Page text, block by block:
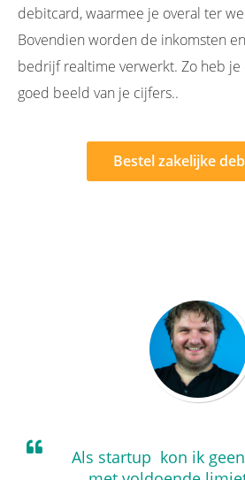
debitcard, waarmee je overal ter
Bovendien worden de inkomsten
bedrijf realtime verwerkt. Zo heb je
goed beeld van je cijfers..
Bestel zakelijke
Als startup kon ik